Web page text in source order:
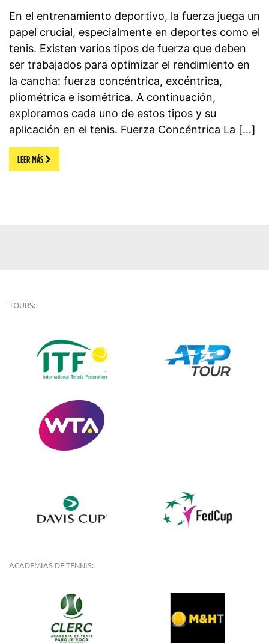
En el entrenamiento deportivo, la fuerza juega un
papel crucial, especialmente en deportes como el
tenis. Existen varios tipos de fuerza que deben
ser trabajados para optimizar el rendimiento en
la cancha: fuerza concéntrica, excéntrica,
pliométrica e isométrica. A continuación,
exploramos cada uno de estos tipos y su
aplicación en el tenis. Fuerza Concéntrica La […]
LEER MÁS
TOURS:
ACADEMIAS DE TENNIS: